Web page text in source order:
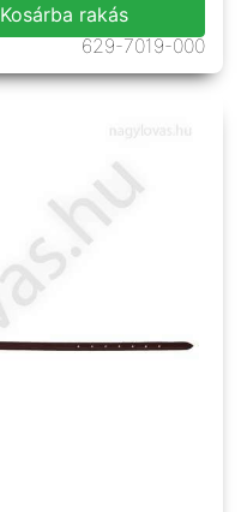
Kosárba rakás
629-7019-000